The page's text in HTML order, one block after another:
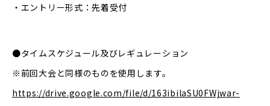
・エントリー形式：先着受付
●タイムスケジュール及びレギュレーション
※前回大会と同様のものを使用します。
https://drive.google.com/file/d/163ibilaSU0FWjwar-